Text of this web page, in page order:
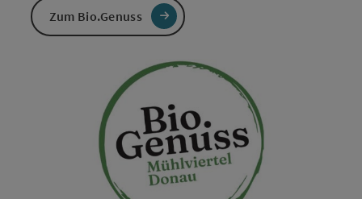
Zum Bio.Genuss